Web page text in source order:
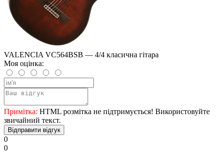
VALENCIA VC564BSB — 4/4 класична гітара
Моя оцінка:
Примітка: HTML розмітка не підтримується! Використовуйте
звичайний текст.
Відправити відгук
0
0